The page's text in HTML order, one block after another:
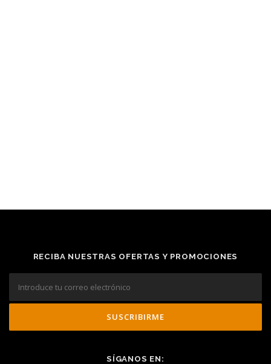
RECIBA NUESTRAS OFERTAS Y PROMOCIONES
SÍGANOS EN: